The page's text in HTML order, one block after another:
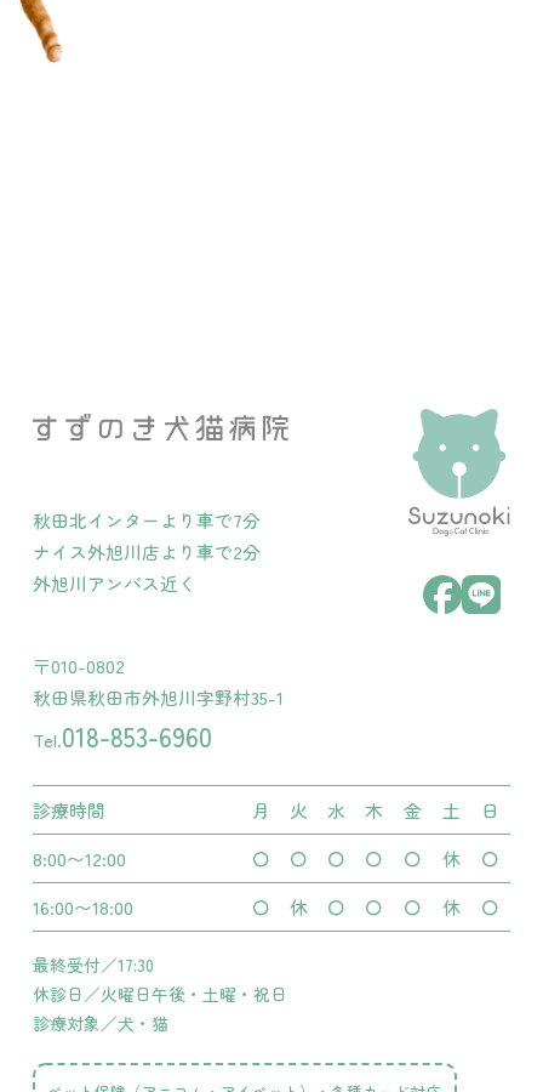
秋田北インターより車で7分
ナイス外旭川店より車で2分
外旭川アンバス近く
〒010-0802
秋田県秋田市外旭川字野村35-1
Tel.018-853-6960
診療時間 月 火 水 木 金 土
日
8:00〜12:00
〇 〇 〇 〇 〇 休
〇
16:00〜18:00
〇 休 〇 〇 〇 休 〇
最終受付／17:30
休診日／火曜日午後・土曜・祝日
診療対象／犬・猫